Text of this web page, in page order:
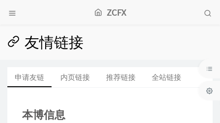
ZCFX
友情链接
申请友链 内页链接 推荐链接 全站链接
本博信息